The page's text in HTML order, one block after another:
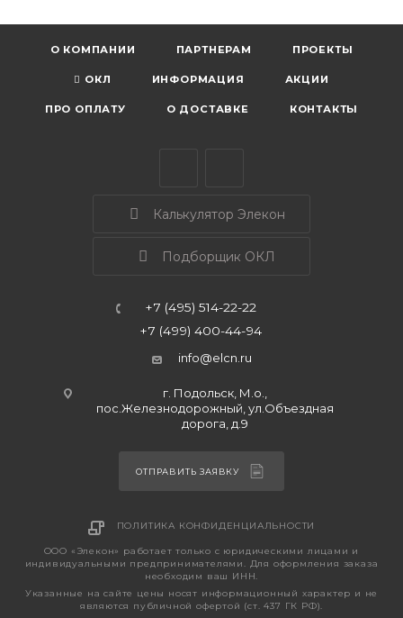
О КОМПАНИИ ПАРТНЕРАМ ПРОЕКТЫ
ОКЛ ИНФОРМАЦИЯ АКЦИИ
ПРО ОПЛАТУ О ДОСТАВКЕ КОНТАКТЫ
Калькулятор Элекон
Подборщик ОКЛ
+7 (495) 514-22-22
+7 (499) 400-44-94
info@elcn.ru
г. Подольск, М.о.,
пос.Железнодорожный, ул.Объездная
дорога, д.9
ОТПРАВИТЬ ЗАЯВКУ
ПОЛИТИКА КОНФИДЕНЦИАЛЬНОСТИ
ООО «Элекон» работает только с юридическими лицами и
индивидуальными предпринимателями. Для оформления заказа
необходим ваш ИНН.
Указанные на сайте цены носят информационный характер и не
являются публичной офертой (ст. 437 ГК РФ).